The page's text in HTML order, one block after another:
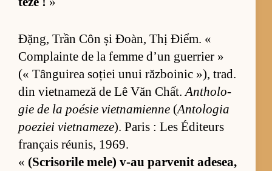
Đặng, Trần Côn și Đoàn, Thị Điểm. «
Com­plainte de la femme d’un gu­er­rier »
(« Tân­gu­i­rea so­ției unui răz­bo­i­nic »), trad.
din vi­et­na­meză de Lê Văn Chất. An­tho­lo­
gie de la poé­sie vi­et­na­mienne (An­to­lo­gia
po­e­ziei vi­et­na­meze). Pa­ris : Les Édi­te­urs
français réu­nis, 1969.
« (S­cri­so­rile me­le) v-au par­ve­nit ade­sea,